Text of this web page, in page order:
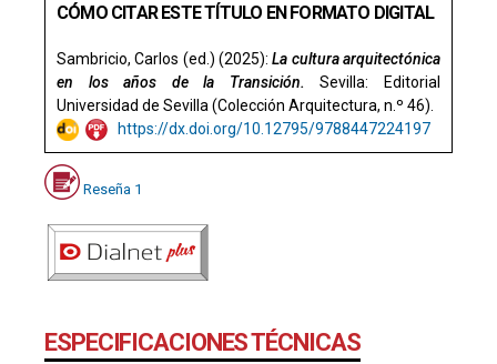
CÓMO CITAR ESTE TÍTULO EN FORMATO DIGITAL
Sambricio, Carlos (ed.) (2025):La cultura arquitectónica
en los años de la Transición.
Sevilla: Editorial
Universidad de Sevilla (Colección Arquitectura, n.º 46).
https://dx.doi.org/10.12795/9788447224197
Reseña 1
ESPECIFICACIONES TÉCNICAS